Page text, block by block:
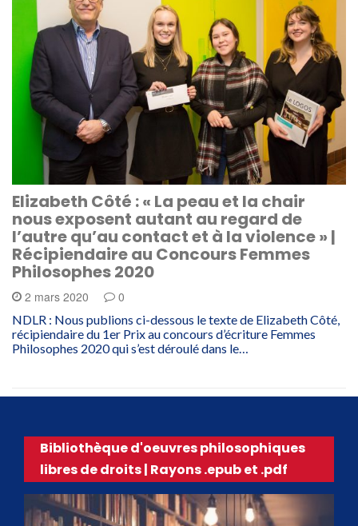
Elizabeth Côté : « La peau et la chair
nous exposent autant au regard de
l’autre qu’au contact et à la violence » |
Récipiendaire au Concours Femmes
Philosophes 2020
2 mars 2020 0
NDLR : Nous publions ci-dessous le texte de Elizabeth Côté,
récipiendaire du 1er Prix au concours d’écriture Femmes
Philosophes 2020 qui s’est déroulé dans le…
Bibliothèque d'oeuvres philosophiques
libres de droits | Rayons .epub et .pdf